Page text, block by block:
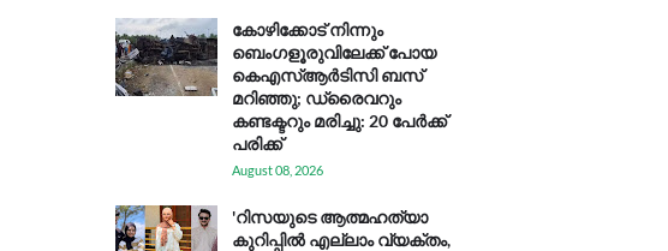
കോഴിക്കോട് നിന്നും
ബെംഗളൂരുവിലേക്ക് പോയ
കെഎസ്ആര്‍ടിസി ബസ്
മറിഞ്ഞു; ഡ്രൈവറും
കണ്ടക്ടറും മരിച്ചു: 20 പേര്‍ക്ക്
പരിക്ക്
August 08, 2026
'റിസയുടെ ആത്മഹത്യാ
കുറിപ്പിൽ എല്ലാം വ്യക്തം,